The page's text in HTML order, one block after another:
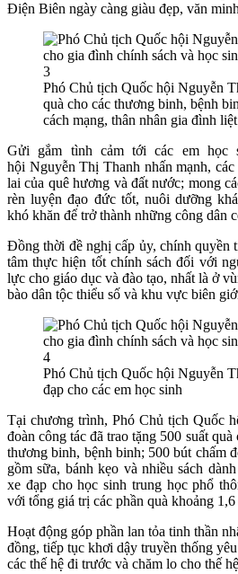
Điện Biên ngày càng giàu đẹp, văn
Phó Chủ tịch Quốc hội Nguyễn
quà cho các thương binh, bệnh
cách mạng, thân nhân gia đình
Gửi gắm tình cảm tới các em học
hội Nguyễn Thị Thanh nhấn mạnh,
lai của quê hương và đất nước; mong
rèn luyện đạo đức tốt, nuôi dưỡng
khó khăn để trở thành những công dân
Đồng thời đề nghị cấp ủy, chính quyền
tâm thực hiện tốt chính sách đối với
lực cho giáo dục và đào tạo, nhất là ở
bào dân tộc thiểu số và khu vực biên
Phó Chủ tịch Quốc hội Nguyễn
đạp cho các em học sinh
Tại chương trình, Phó Chủ tịch Quốc
đoàn công tácđã trao tặng 500 suất
thương binh, bệnh binh; 500 bút chấm
gồm sữa, bánh kẹo và nhiều sách
xe đạp cho học sinh trung học phổ
với tổng giá trị các phần quà khoảng
Hoạt động góp phần lan tỏa tinh thần
đồng, tiếp tục khơi dậy truyền thống
các thế hệ đi trước và chăm lo cho thế